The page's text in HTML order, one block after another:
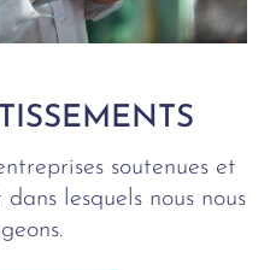
soutenues et
dans lesquels nous nous